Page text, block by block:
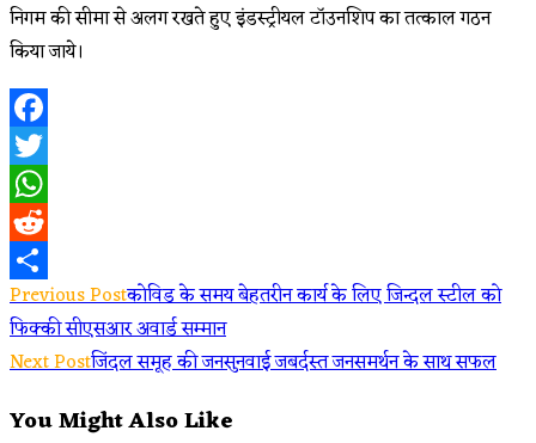
निगम की सीमा से अलग रखते हुए इंडस्ट्रीयल टॉउनशिप का तत्काल गठन
किया जाये।
Facebook
Twitter
WhatsApp
Reddit
Share
Read
more
articles
Previous Postकोविड के समय बेहतरीन कार्य के लिए जिन्दल स्टील को
फिक्की सीएसआर अवार्ड सम्मान
Next Postजिंदल समूह की जनसुनवाई जबर्दस्त जनसमर्थन के साथ सफल
You Might Also Like